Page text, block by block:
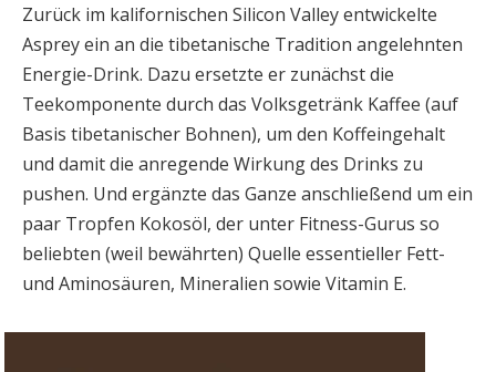
Zurück im kalifornischen Silicon Valley entwickelte
Asprey ein an die tibetanische Tradition angelehnten
Energie-Drink. Dazu ersetzte er zunächst die
Teekomponente durch das Volksgetränk Kaffee (auf
Basis tibetanischer Bohnen), um den Koffeingehalt
und damit die anregende Wirkung des Drinks zu
pushen. Und ergänzte das Ganze anschließend um ein
paar Tropfen Kokosöl, der unter Fitness-Gurus so
beliebten (weil bewährten) Quelle essentieller Fett-
und Aminosäuren, Mineralien sowie Vitamin E.